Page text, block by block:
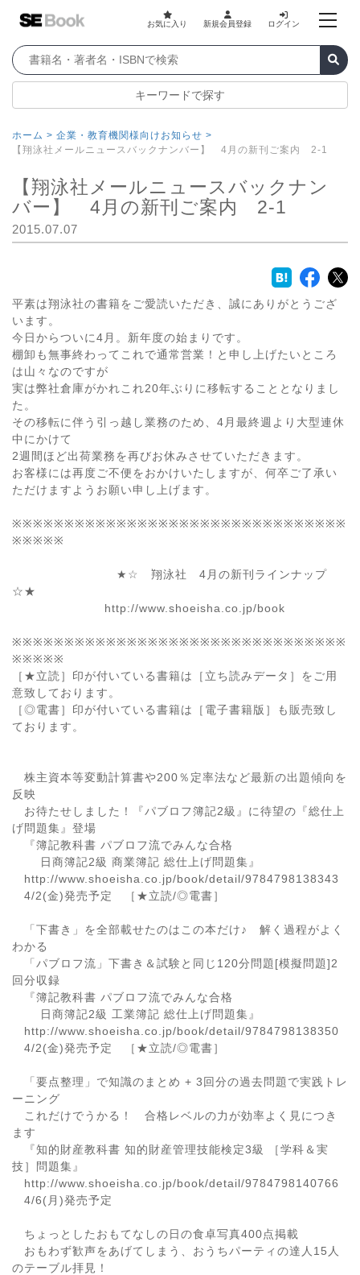
お気に入り 新規会員登録 ログイン
キーワードで探す
ホーム > 企業・教育機関様向けお知らせ >
【翔泳社メールニュースバックナンバー】 4月の新刊ご案内 2-1
【翔泳社メールニュースバックナン
バー】 4月の新刊ご案内 2-1
2015.07.07
平素は翔泳社の書籍をご愛読いただき、誠にありがとうござ
います。
今日からついに4月。新年度の始まりです。
棚卸も無事終わってこれで通常営業！と申し上げたいところ
は山々なのですが
実は弊社倉庫がかれこれ20年ぶりに移転することとなりまし
た。
その移転に伴う引っ越し業務のため、4月最終週より大型連休
中にかけて
2週間ほど出荷業務を再びお休みさせていただきます。
お客様には再度ご不便をおかけいたしますが、何卒ご了承い
ただけますようお願い申し上げます。
※※※※※※※※※※※※※※※※※※※※※※※※※※※※※※※※
※※※※※
★☆ 翔泳社 4月の新刊ラインナップ
☆★
http://www.shoeisha.co.jp/book
※※※※※※※※※※※※※※※※※※※※※※※※※※※※※※※※
※※※※※
［★立読］印が付いている書籍は［立ち読みデータ］をご用
意致しております。
［◎電書］印が付いている書籍は［電子書籍版］も販売致し
ております。
株主資本等変動計算書や200％定率法など最新の出題傾向を
反映
お待たせしました！『パブロフ簿記2級』に待望の『総仕上
げ問題集』登場
『簿記教科書 パブロフ流でみんな合格
日商簿記2級 商業簿記 総仕上げ問題集』
http://www.shoeisha.co.jp/book/detail/9784798138343
4/2(金)発売予定 ［★立読/◎電書］
「下書き」を全部載せたのはこの本だけ♪ 解く過程がよく
わかる
「パブロフ流」下書き＆試験と同じ120分問題[模擬問題]2
回分収録
『簿記教科書 パブロフ流でみんな合格
日商簿記2級 工業簿記 総仕上げ問題集』
http://www.shoeisha.co.jp/book/detail/9784798138350
4/2(金)発売予定 ［★立読/◎電書］
「要点整理」で知識のまとめ + 3回分の過去問題で実践トレ
ーニング
これだけでうかる！ 合格レベルの力が効率よく見につき
ます
『知的財産教科書 知的財産管理技能検定3級 ［学科＆実
技］問題集』
http://www.shoeisha.co.jp/book/detail/9784798140766
4/6(月)発売予定
ちょっとしたおもてなしの日の食卓写真400点掲載
おもわず歓声をあげてしまう、おうちパーティの達人15人
のテーブル拝見！